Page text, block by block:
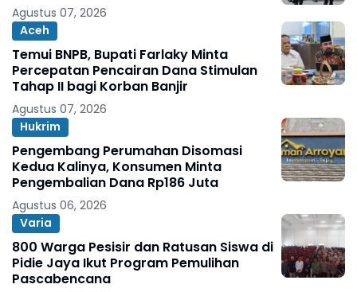
Agustus 07, 2026
Aceh
Temui BNPB, Bupati Farlaky Minta
Percepatan Pencairan Dana Stimulan
Tahap II bagi Korban Banjir
Agustus 07, 2026
Hukrim
Pengembang Perumahan Disomasi
Kedua Kalinya, Konsumen Minta
Pengembalian Dana Rp186 Juta
Agustus 06, 2026
Varia
800 Warga Pesisir dan Ratusan Siswa di
Pidie Jaya Ikut Program Pemulihan
Pascabencana